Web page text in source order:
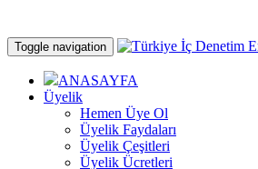
Toggle navigation
ANASAYFA
Üyelik
Hemen Üye Ol
Üyelik Faydaları
Üyelik Çeşitleri
Üyelik Ücretleri